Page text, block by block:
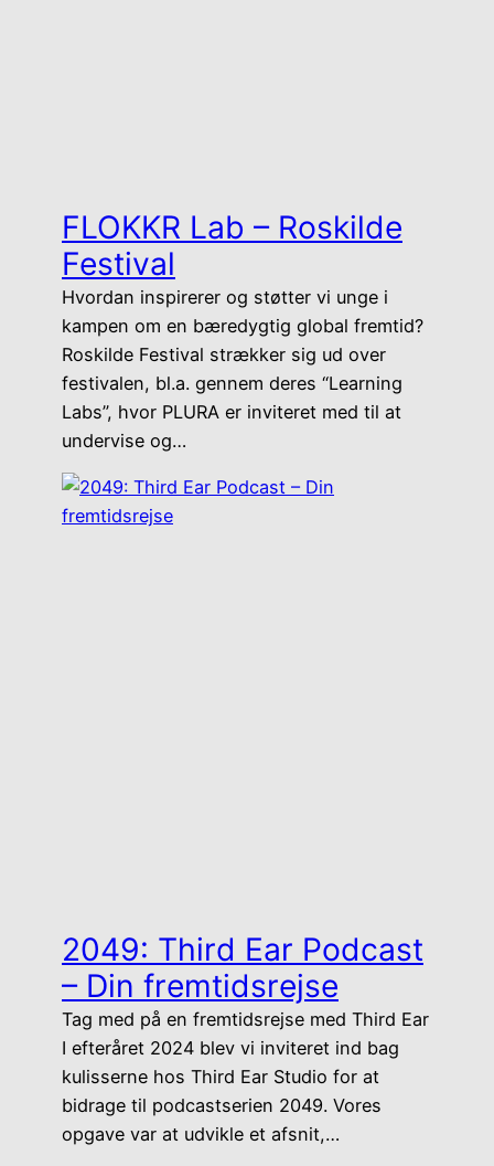
FLOKKR Lab – Roskilde
Festival
Hvordan inspirerer og støtter vi unge i
kampen om en bæredygtig global fremtid?
Roskilde Festival strækker sig ud over
festivalen, bl.a. gennem deres “Learning
Labs”, hvor PLURA er inviteret med til at
undervise og…
2049: Third Ear Podcast
– Din fremtidsrejse
Tag med på en fremtidsrejse med Third Ear
I efteråret 2024 blev vi inviteret ind bag
kulisserne hos Third Ear Studio for at
bidrage til podcastserien 2049. Vores
opgave var at udvikle et afsnit,…